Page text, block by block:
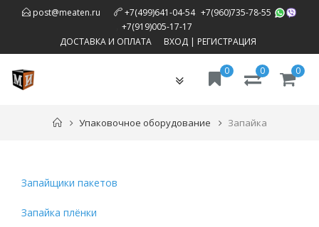
post@meaten.ru +7(499)641-04-54, +7(960)735-78-55
+7(919)005-17-17
ДОСТАВКА И ОПЛАТА
ВХОД| РЕГИСТРАЦИЯ
Toggle
0
0
0
Упаковочное оборудование Запайка
Запайщики пакетов
Запайка плёнки